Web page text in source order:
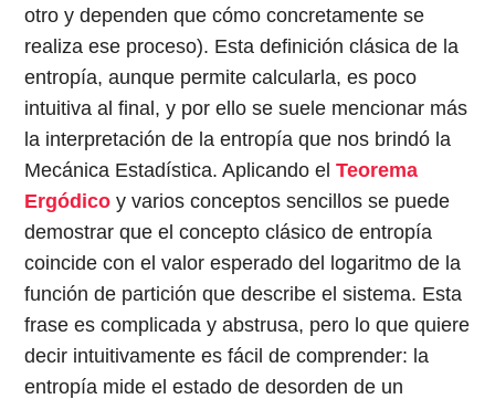
otro y dependen que cómo concretamente se
realiza ese proceso). Esta definición clásica de la
entropía, aunque permite calcularla, es poco
intuitiva al final, y por ello se suele mencionar más
la interpretación de la entropía que nos brindó la
Mecánica Estadística. Aplicando elTeorema
Ergódico y varios conceptos sencillos se puede
demostrar que el concepto clásico de entropía
coincide con el valor esperado del logaritmo de la
función de partición que describe el sistema. Esta
frase es complicada y abstrusa, pero lo que quiere
decir intuitivamente es fácil de comprender: la
entropía mide el estado de desorden de un